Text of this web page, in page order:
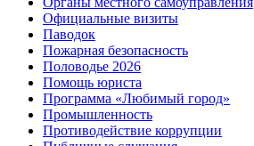
Официальные визиты
Паводок
Пожарная безопасность
Половодье 2026
Помощь юриста
Программа «Любимый город»
Промышленность
Противодействие коррупции